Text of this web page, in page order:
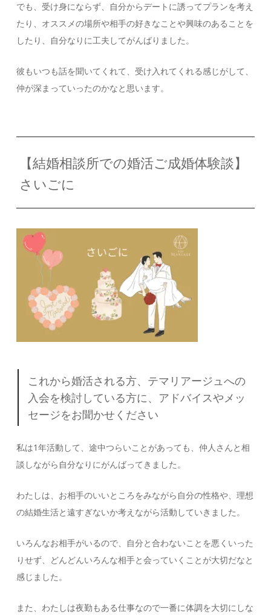
でも、受け身にならず、自分からデートに誘ってプランを考え
たり、オススメの場所や相手の好きなことや興味のあることを
したり、自分なりに工夫してがんばりました。
彼もいつも話を聞いてくれて、受け入れてくれる感じがして、
仲が深まっていったのかなと思います。
【結婚相談所での婚活ご成婚体験談】
さいごに
これから婚活される方、テマリアージュへの
入会を検討している方に、アドバイスやメッ
セージをお聞かせください
私は1年活動して、途中つらいことがあっても、仲人さんと相
談しながら自分なりにがんばってきました。
わたしは、お相手のいいところをみながら自分の性格や、理想
の結婚生活と遠すぎないか考えながら活動していきました。
いろんなお相手がいるので、自分と合わないことを悪くいった
りせず、どんどんいろんな相手と会っていくことが大切だなと
感じました。
また、わたしは夜勤もある仕事なので一番に体調を大切にしな